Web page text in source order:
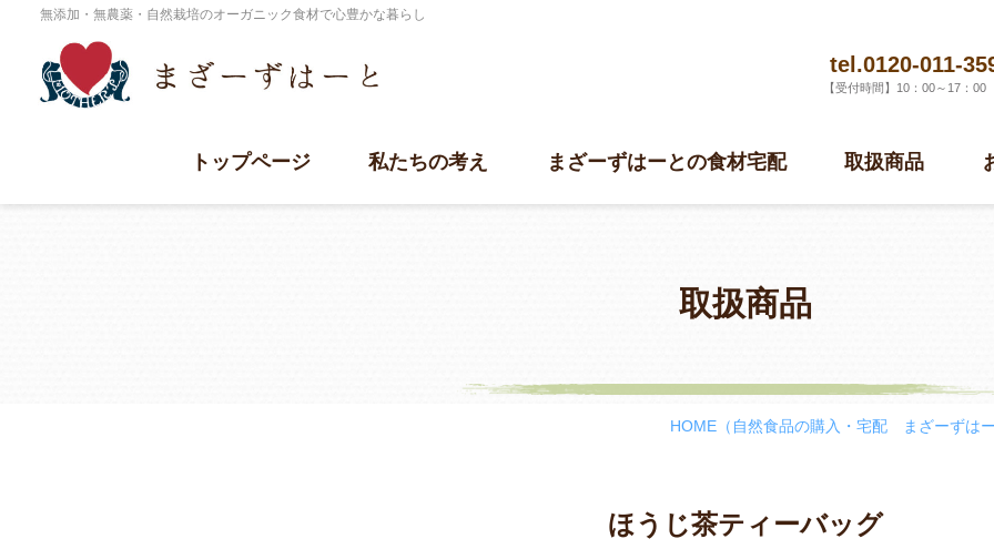
無添加・無農薬・自然栽培のオーガニック食材で心豊かな暮らし
tel.0120-011-
【受付時間】10：00～17：
トップページ 私たちの考え まざーずはーとの食材宅配 取扱商品
取扱商品
HOME （自然食品の購入・宅配 まざーずは
ほうじ茶ティーバッグ